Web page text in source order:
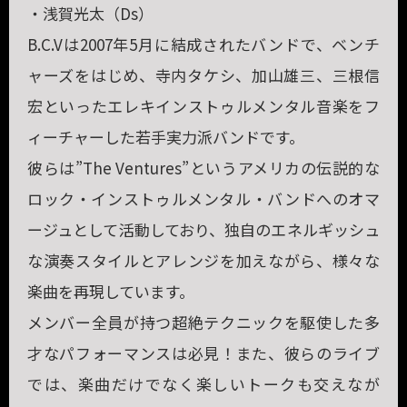
・浅賀光太（Ds）
B.C.Vは2007年5月に結成されたバンドで、ベンチ
ャーズをはじめ、 寺内タケシ、加山雄三、三根信
宏といったエレキインストゥルメンタル音楽をフ
ィーチャーした若手実力派バンドです。
彼らは”The Ventures”というアメリカの伝説的な
ロック・インストゥルメンタル・バンドへのオマ
ージュとして活動しており、独自のエネルギッシュ
な演奏スタイルとアレンジを加えながら、様々な
楽曲を再現しています。
メンバー全員が持つ超絶テクニックを駆使した多
才なパフォーマンスは必見！また、彼らのライブ
では、楽曲だけでなく楽しいトークも交えなが